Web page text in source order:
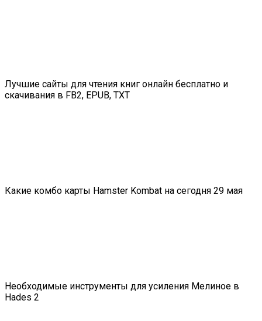
Лучшие сайты для чтения книг онлайн бесплатно и
скачивания в FB2, EPUB, TXT
Какие комбо карты Hamster Kombat на сегодня 29 мая
Необходимые инструменты для усиления Мелиное в
Hades 2